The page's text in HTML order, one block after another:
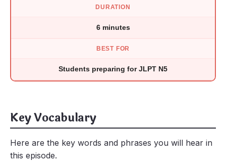
DURATION
6 minutes
BEST FOR
Students preparing for JLPT N5
Key Vocabulary
Here are the key words and phrases you will hear in
this episode.